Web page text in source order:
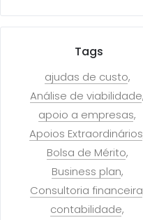
Tags
ajudas de custo
Análise de viabilidade
apoio a empresas
Apoios Extraordinários
Bolsa de Mérito
Business plan
Consultoria financeira
contabilidade